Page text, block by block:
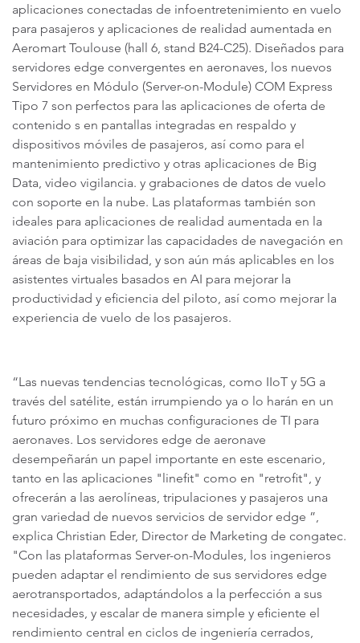
aplicaciones conectadas de infoentretenimiento en vuelo
para pasajeros y aplicaciones de realidad aumentada en
Aeromart Toulouse (hall 6, stand B24-C25). Diseñados para
servidores edge convergentes en aeronaves, los nuevos
Servidores en Módulo (Server-on-Module) COM Express
Tipo 7 son perfectos para las aplicaciones de oferta de
contenido s en pantallas integradas en respaldo y
dispositivos móviles de pasajeros, así como para el
mantenimiento predictivo y otras aplicaciones de Big
Data, video vigilancia. y grabaciones de datos de vuelo
con soporte en la nube. Las plataformas también son
ideales para aplicaciones de realidad aumentada en la
aviación para optimizar las capacidades de navegación en
áreas de baja visibilidad, y son aún más aplicables en los
asistentes virtuales basados en AI para mejorar la
productividad y eficiencia del piloto, así como mejorar la
experiencia de vuelo de los pasajeros.
“Las nuevas tendencias tecnológicas, como IIoT y 5G a
través del satélite, están irrumpiendo ya o lo harán en un
futuro próximo en muchas configuraciones de TI para
aeronaves. Los servidores edge de aeronave
desempeñarán un papel importante en este escenario,
tanto en las aplicaciones "linefit" como en "retrofit", y
ofrecerán a las aerolíneas, tripulaciones y pasajeros una
gran variedad de nuevos servicios de servidor edge ”,
explica Christian Eder, Director de Marketing de congatec.
"Con las plataformas Server-on-Modules, los ingenieros
pueden adaptar el rendimiento de sus servidores edge
aerotransportados, adaptándolos a la perfección a sus
necesidades, y escalar de manera simple y eficiente el
rendimiento central en ciclos de ingeniería cerrados,